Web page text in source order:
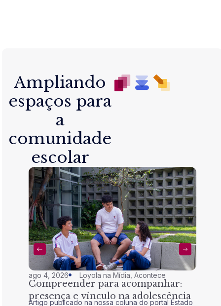
Ampliando
espaços para
a
comunidade
escolar
ago 4, 2026 Loyola na Mídia ,Acontece
Compreender para acompanhar:
presença e vínculo na adolescência
Artigo publicado na nossa coluna do portal Estado